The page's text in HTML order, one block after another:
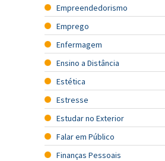
Empreendedorismo
Emprego
Enfermagem
Ensino a Distância
Estética
Estresse
Estudar no Exterior
Falar em Público
Finanças Pessoais